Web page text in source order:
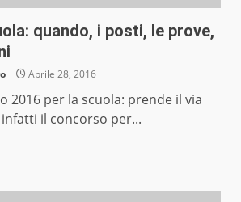
quando, i posti, le prove,
Aprile 28, 2016
2016 per la scuola: prende il via
il concorso per...